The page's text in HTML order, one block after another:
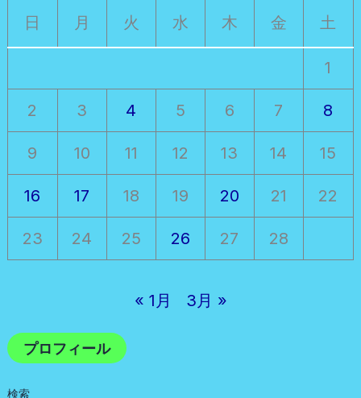
日 月 火 水 木 金 土
1
2 3 4 5 6 7 8
9 10 11 12 13 14 15
16 17 18 19 20 21 22
23 24 25 26 27 28
« 1月 3月 »
プロフィール
検索